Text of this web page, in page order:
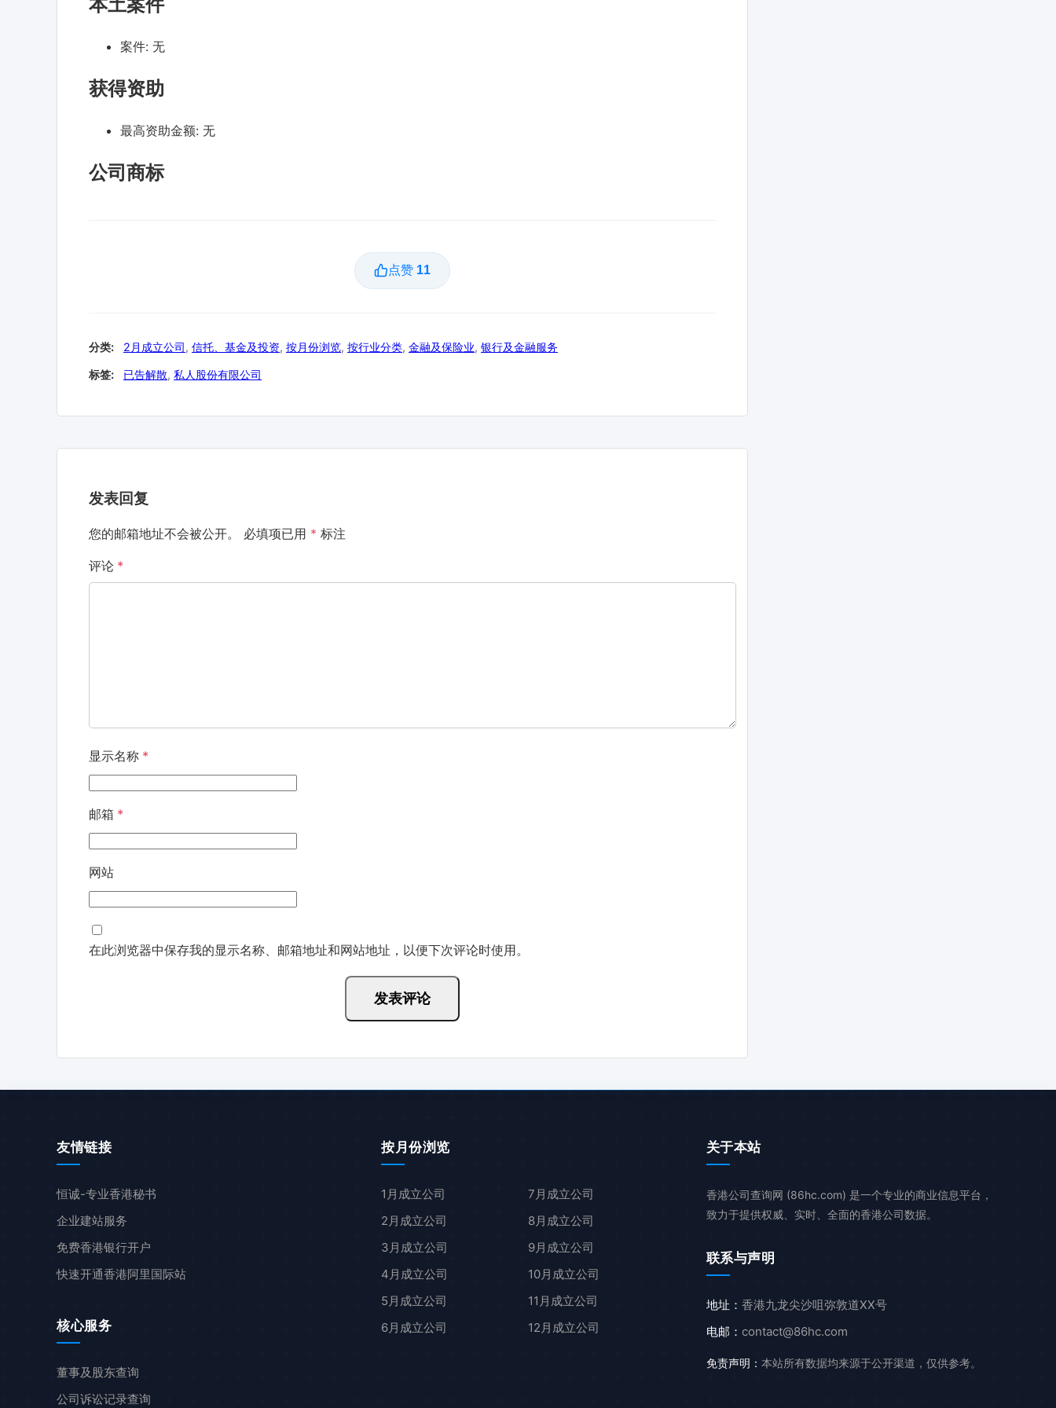
案件: 无
获得资助
最高资助金额: 无
公司商标
点赞 11
分类: 2月成立公司, 信托、基金及投资, 按月份浏览, 按行业分类, 金融及保险业, 银行及金融服务
标签: 已告解散, 私人股份有限公司
发表回复
您的邮箱地址不会被公开。 必填项已用 * 标注
评论 *
显示名称 *
邮箱 *
网站
在此浏览器中保存我的显示名称、邮箱地址和网站地址，以便下次评论时使用。
友情链接
恒诚-专业香港秘书
企业建站服务
免费香港银行开户
快速开通香港阿里国际站
核心服务
董事及股东查询
公司诉讼记录查询
按月份浏览
1月成立公司
2月成立公司
3月成立公司
4月成立公司
5月成立公司
6月成立公司
7月成立公司
8月成立公司
9月成立公司
10月成立公司
11月成立公司
12月成立公司
关于本站
香港公司查询网 (86hc.com) 是一个专业的商业信息平台，
致力于提供权威、实时、全面的香港公司数据。
联系与声明
地址： 香港九龙尖沙咀弥敦道XX号
电邮： contact@86hc.com
免责声明： 本站所有数据均来源于公开渠道，仅供参考。